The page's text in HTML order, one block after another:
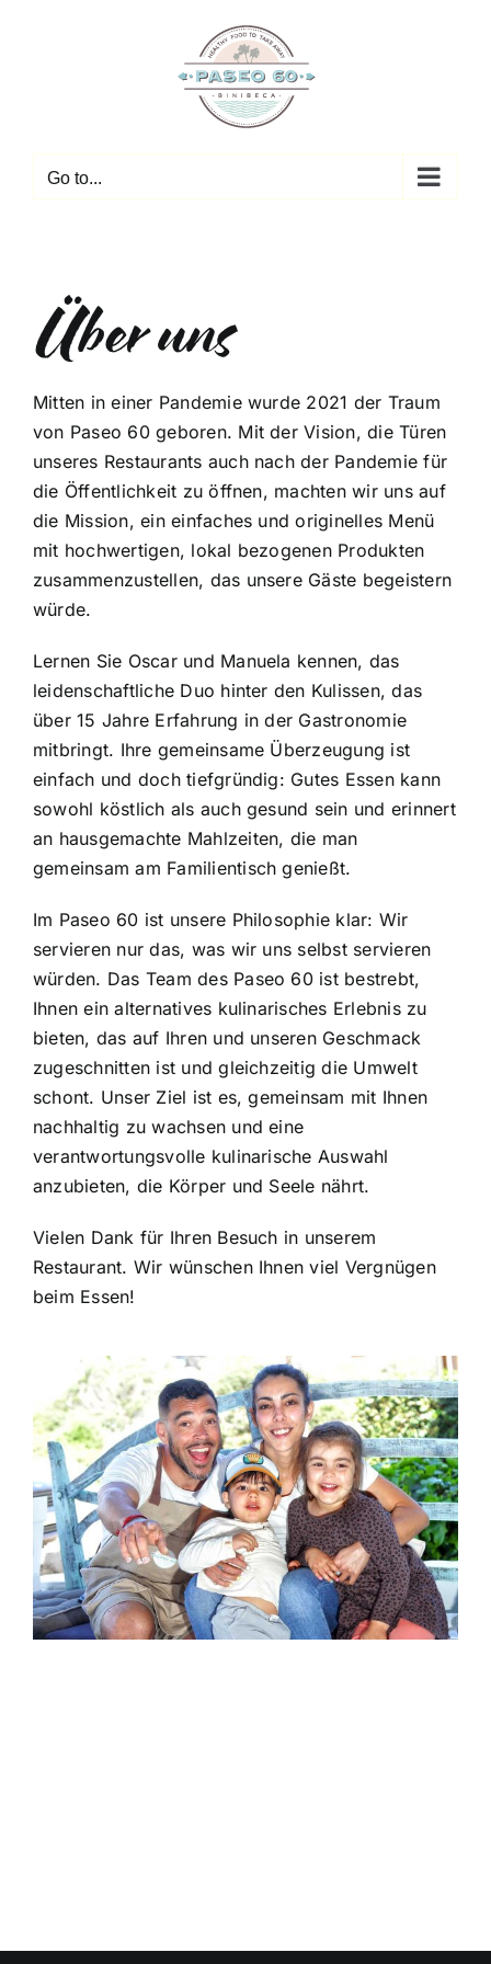
Go to...
Über uns
Mitten in einer Pandemie wurde 2021 der Traum
von Paseo 60 geboren. Mit der Vision, die Türen
unseres Restaurants auch nach der Pandemie für
die Öffentlichkeit zu öffnen, machten wir uns auf
die Mission, ein einfaches und originelles Menü
mit hochwertigen, lokal bezogenen Produkten
zusammenzustellen, das unsere Gäste begeistern
würde.
Lernen Sie Oscar und Manuela kennen, das
leidenschaftliche Duo hinter den Kulissen, das
über 15 Jahre Erfahrung in der Gastronomie
mitbringt. Ihre gemeinsame Überzeugung ist
einfach und doch tiefgründig: Gutes Essen kann
sowohl köstlich als auch gesund sein und erinnert
an hausgemachte Mahlzeiten, die man
gemeinsam am Familientisch genießt.
Im Paseo 60 ist unsere Philosophie klar: Wir
servieren nur das, was wir uns selbst servieren
würden. Das Team des Paseo 60 ist bestrebt,
Ihnen ein alternatives kulinarisches Erlebnis zu
bieten, das auf Ihren und unseren Geschmack
zugeschnitten ist und gleichzeitig die Umwelt
schont. Unser Ziel ist es, gemeinsam mit Ihnen
nachhaltig zu wachsen und eine
verantwortungsvolle kulinarische Auswahl
anzubieten, die Körper und Seele nährt.
Vielen Dank für Ihren Besuch in unserem
Restaurant. Wir wünschen Ihnen viel Vergnügen
beim Essen!
Français